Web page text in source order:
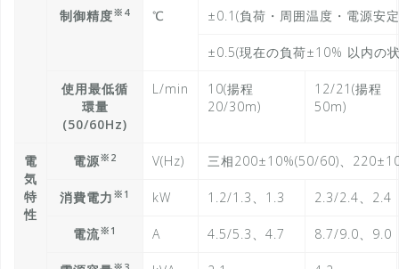
制御精度※4 ℃ ±0.1(負荷・周囲温度・電源安
±0.5(現在の負荷±10% 以内の
使用最低循
環量
(50/60Hz)
L/min
10(揚程
20/30m)
12/21(揚程
50m)
電
気
特
性
電源※2 V(Hz) 三相200±10%(50/60)、
消費電力 ※1 kW 1.2/1.3、1.3 2.3/2.4、2.4
電流※1 A 4.5/5.3、4.7 8.7/9.0、9.0